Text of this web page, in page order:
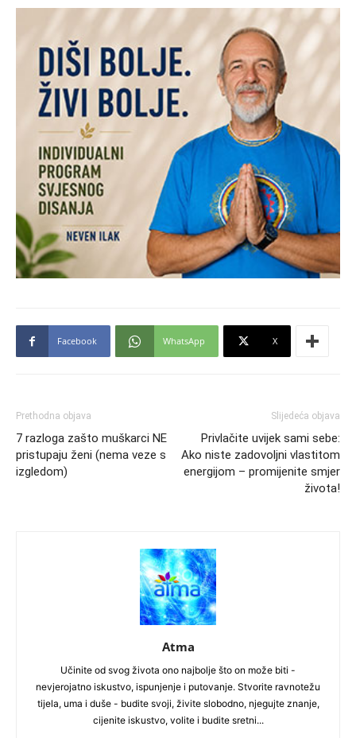
Facebook WhatsApp X
Prethodna objava
7 razloga zašto muškarci NE
pristupaju ženi (nema veze s
izgledom)
Slijedeća objava
Privlačite uvijek sami sebe:
Ako niste zadovoljni vlastitom
energijom – promijenite smjer
života!
Atma
Učinite od svog života ono najbolje što on može biti -
nevjerojatno iskustvo, ispunjenje i putovanje. Stvorite ravnotežu
tijela, uma i duše - budite svoji, živite slobodno, njegujte znanje,
cijenite iskustvo, volite i budite sretni...